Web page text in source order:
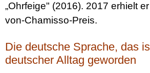
„Ohrfeige" (2016). 2017 erhielt
von-Chamisso-Preis.
Die deutsche Sprache, das
deutscher Alltag geworden